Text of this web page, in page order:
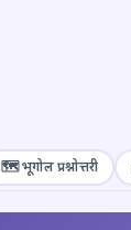
🗺️ भूगोल प्रश्नोत्तरी